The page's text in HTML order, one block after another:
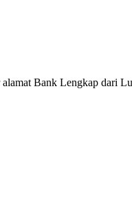
Bank Lengkap dari